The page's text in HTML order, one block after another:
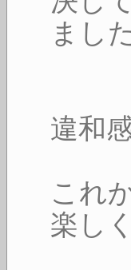
まし
違和
これ
楽し